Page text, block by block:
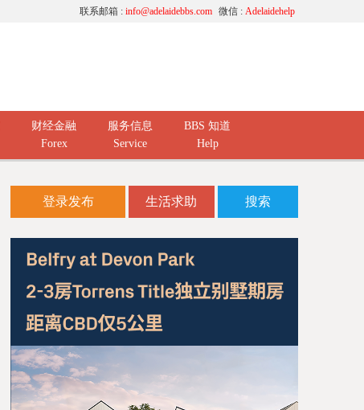
微信 : Adelaidehelp
联系邮箱 : info@adelaidebbs.com
财经金融
Forex
服务信息
Service
BBS 知道
Help
登录发布 生活求助 搜索